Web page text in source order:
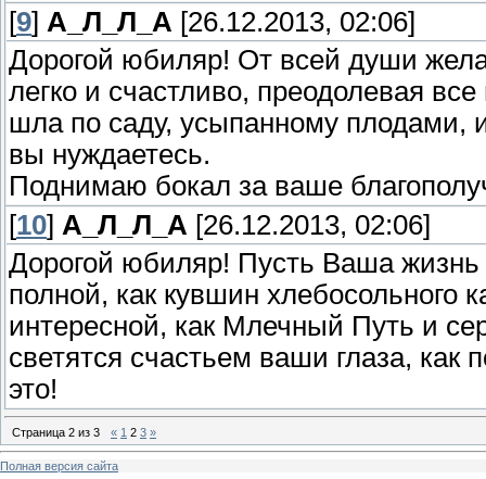
[9] А_Л_Л_А [26.12.2013, 02:06]
Дорогой юбиляр! От всей души
легко и счастливо, преодолевая
шла по саду, усыпанному плодами,
вы нуждаетесь.
Поднимаю бокал за ваше
[10] А_Л_Л_А [26.12.2013, 02:06]
Дорогой юбиляр! Пусть Ваша жизнь
полной, как кувшин хлебосольного
интересной, как Млечный Путь и
светятся счастьем ваши глаза,
это!
Страница 2 из 3 « 1 2 3 »
Полная версия сайта